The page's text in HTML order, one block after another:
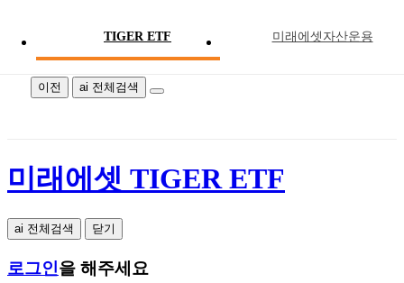
TIGER ETF 미래에셋자산운용
미래에셋 TIGER ETF
이전 ai 전체검색
미래에셋 TIGER ETF
ai 전체검색 닫기
로그인을 해주세요